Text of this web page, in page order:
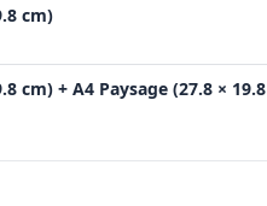
cm)
cm) + A4 Paysage (27.8 × 19.8